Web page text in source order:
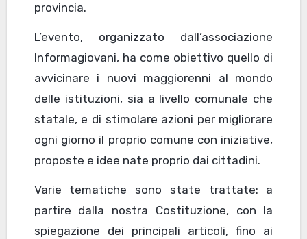
provincia.
L’evento, organizzato dall’associazione
Informagiovani, ha come obiettivo quello di
avvicinare i nuovi maggiorenni al mondo
delle istituzioni, sia a livello comunale che
statale, e di stimolare azioni per migliorare
ogni giorno il proprio comune con iniziative,
proposte e idee nate proprio dai cittadini.
Varie tematiche sono state trattate: a
partire dalla nostra Costituzione, con la
spiegazione dei principali articoli, fino ai